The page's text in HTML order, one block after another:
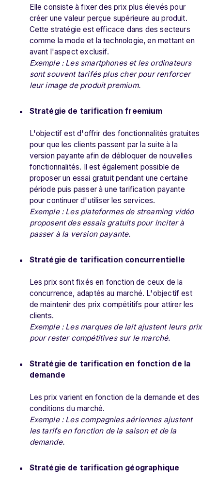
Elle consiste à fixer des prix plus élevés pour
créer une valeur perçue supérieure au produit.
Cette stratégie est efficace dans des secteurs
comme la mode et la technologie, en mettant en
avant l'aspect exclusif.
Exemple : Les smartphones et les ordinateurs
sont souvent tarifés plus cher pour renforcer
leur image de produit premium.
Stratégie de tarification freemium
L'objectif est d'offrir des fonctionnalités gratuites
pour que les clients passent par la suite à la
version payante afin de débloquer de nouvelles
fonctionnalités. Il est également possible de
proposer un essai gratuit pendant une certaine
période puis passer à une tarification payante
pour continuer d'utiliser les services.
Exemple : Les plateformes de streaming vidéo
proposent des essais gratuits pour inciter à
passer à la version payante.
Stratégie de tarification concurrentielle
Les prix sont fixés en fonction de ceux de la
concurrence, adaptés au marché. L'objectif est
de maintenir des prix compétitifs pour attirer les
clients.
Exemple : Les marques de lait ajustent leurs prix
pour rester compétitives sur le marché.
Stratégie de tarification en fonction de la
demande
Les prix varient en fonction de la demande et des
conditions du marché.
Exemple : Les compagnies aériennes ajustent
les tarifs en fonction de la saison et de la
demande.
Stratégie de tarification géographique